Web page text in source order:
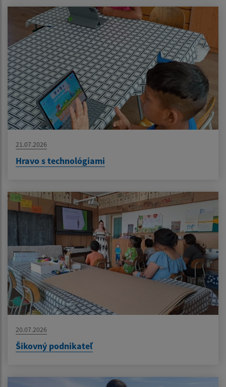
21.07.2026
Hravo s technológiami
20.07.2026
Šikovný podnikateľ